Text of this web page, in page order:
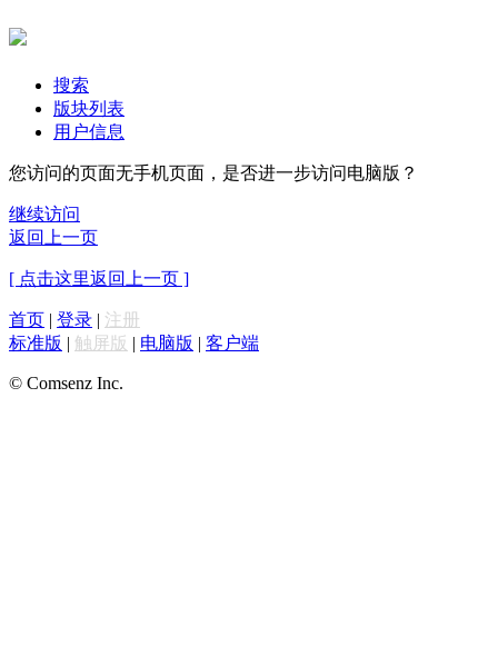
搜索
版块列表
用户信息
您访问的页面无手机页面，是否进一步访问电脑版？
继续访问
返回上一页
[ 点击这里返回上一页 ]
首页 | 登录 | 注册
标准版 | 触屏版 | 电脑版 | 客户端
© Comsenz Inc.